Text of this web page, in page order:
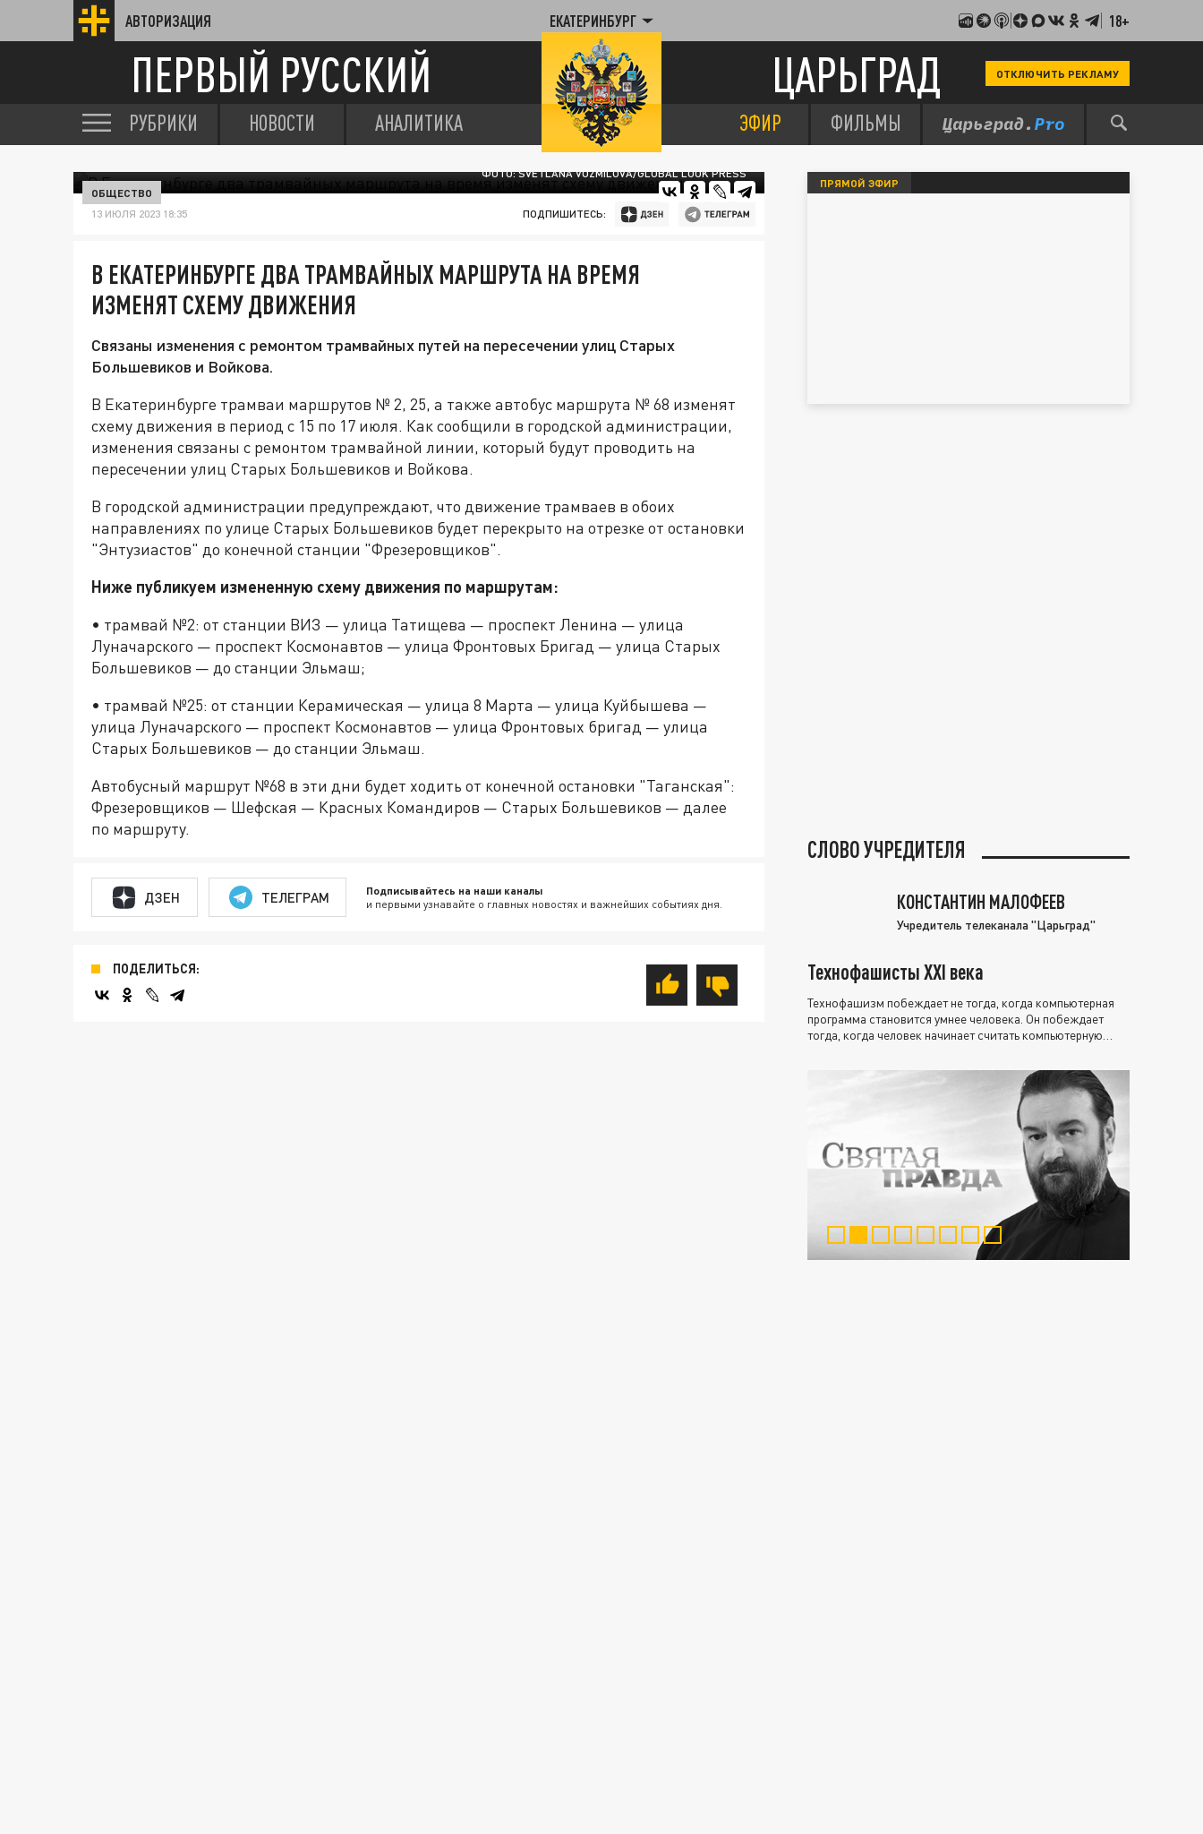
АВТОРИЗАЦИЯ ЕКАТЕРИНБУРГ 18+
ПЕРВЫЙ РУССКИЙ ЦАРЬГРАД ОТКЛЮЧИТЬ РЕКЛАМУ
РУБРИКИ НОВОСТИ АНАЛИТИКА ЭФИР ФИЛЬМЫ
ФОТО: SVETLANA VOZMILOVA/GLOBAL LOOK PRESS
ОБЩЕСТВО
13 ИЮЛЯ 2023 18:35 ПОДПИШИТЕСЬ:
В ЕКАТЕРИНБУРГЕ ДВА ТРАМВАЙНЫХ МАРШРУТА НА ВРЕМЯ
ИЗМЕНЯТ СХЕМУ ДВИЖЕНИЯ
Связаны изменения с ремонтом трамвайных путей на пересечении улиц Старых
Большевиков и Войкова.
В Екатеринбурге трамваи маршрутов № 2, 25, а также автобус маршрута № 68 изменят
схему движения в период с 15 по 17 июля. Как сообщили в городской администрации,
изменения связаны с ремонтом трамвайной линии, который будут проводить на
пересечении улиц Старых Большевиков и Войкова.
В городской администрации предупреждают, что движение трамваев в обоих
направлениях по улице Старых Большевиков будет перекрыто на отрезке от остановки
"Энтузиастов" до конечной станции "Фрезеровщиков".
Ниже публикуем измененную схему движения по маршрутам:
• трамвай №2: от станции ВИЗ — улица Татищева — проспект Ленина — улица
Луначарского — проспект Космонавтов — улица Фронтовых Бригад — улица Старых
Большевиков — до станции Эльмаш;
• трамвай №25: от станции Керамическая — улица 8 Марта — улица Куйбышева —
улица Луначарского — проспект Космонавтов — улица Фронтовых бригад — улица
Старых Большевиков — до станции Эльмаш.
Автобусный маршрут №68 в эти дни будет ходить от конечной остановки "Таганская":
Фрезеровщиков — Шефская — Красных Командиров — Старых Большевиков — далее
по маршруту.
ДЗЕН ТЕЛЕГРАМ Подписывайтесь на наши каналы
и первыми узнавайте о главных новостях и важнейших событиях дня.
ПОДЕЛИТЬСЯ:
ПРЯМОЙ ЭФИР
СЛОВО УЧРЕДИТЕЛЯ
КОНСТАНТИН МАЛОФЕЕВ
Учредитель телеканала "Царьград"
Технофашисты XXI века
Технофашизм побеждает не тогда, когда компьютерная
программа становится умнее человека. Он побеждает
тогда, когда человек начинает считать компьютерную